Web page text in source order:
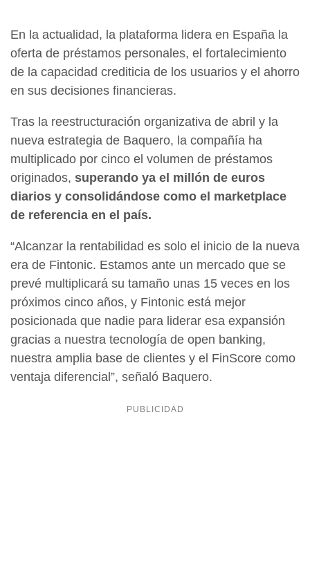
En la actualidad, la plataforma lidera en España la
oferta de préstamos personales, el fortalecimiento
de la capacidad crediticia de los usuarios y el ahorro
en sus decisiones financieras.
Tras la reestructuración organizativa de abril y la
nueva estrategia de Baquero, la compañía ha
multiplicado por cinco el volumen de préstamos
originados, superando ya el millón de euros
diarios y consolidándose como el marketplace
de referencia en el país.
“Alcanzar la rentabilidad es solo el inicio de la nueva
era de Fintonic. Estamos ante un mercado que se
prevé multiplicará su tamaño unas 15 veces en los
próximos cinco años, y Fintonic está mejor
posicionada que nadie para liderar esa expansión
gracias a nuestra tecnología de open banking,
nuestra amplia base de clientes y el FinScore como
ventaja diferencial”, señaló Baquero.